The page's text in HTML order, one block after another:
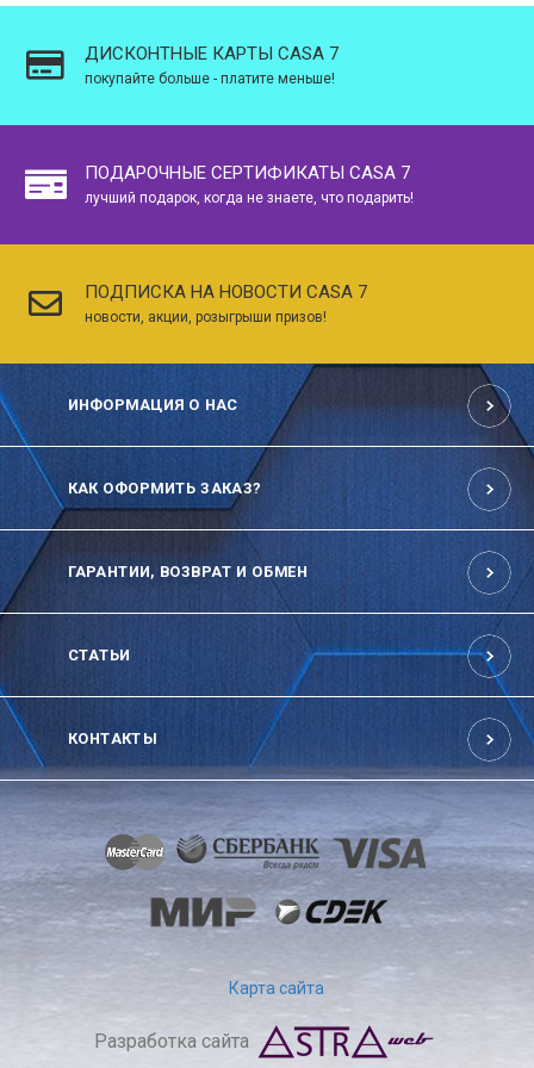
ДИСКОНТНЫЕ КАРТЫ CASA 7
покупайте больше - платите меньше!
ПОДАРОЧНЫЕ СЕРТИФИКАТЫ CASA 7
лучший подарок, когда не знаете, что подарить!
ПОДПИСКА НА НОВОСТИ CASA 7
новости, акции, розыгрыши призов!
ИНФОРМАЦИЯ О НАС
КАК ОФОРМИТЬ ЗАКАЗ?
ГАРАНТИИ, ВОЗВРАТ И ОБМЕН
СТАТЬИ
КОНТАКТЫ
Карта сайта
Разработка сайта